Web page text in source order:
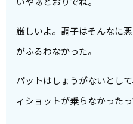
厳しいよ。調子はそんなに
がふるわなかった。
パットはしょうがないとし
ィショットが乗らなかったっ